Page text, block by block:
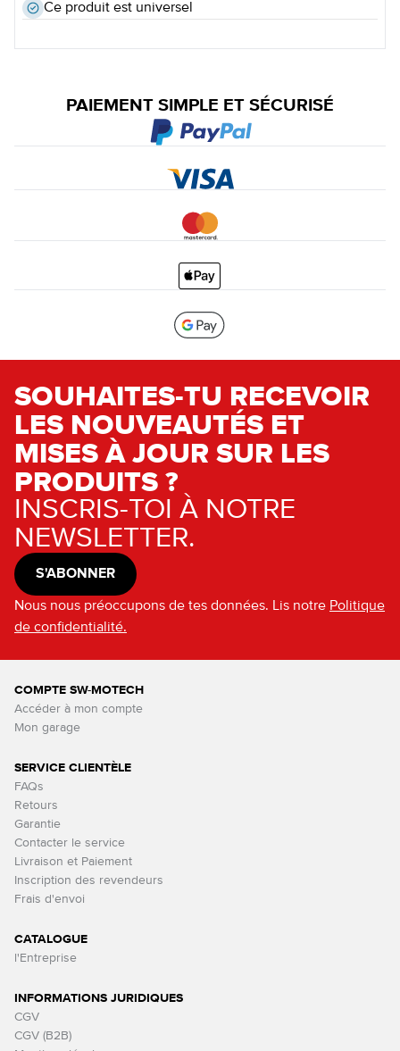
Ce produit est universel
PAIEMENT SIMPLE ET SÉCURISÉ
SOUHAITES-TU RECEVOIR
LES NOUVEAUTÉS ET
MISES À JOUR SUR LES
PRODUITS ?
INSCRIS-TOI À NOTRE
NEWSLETTER.
S'ABONNER
Nous nous préoccupons de tes données. Lis notre Politique
de confidentialité.
COMPTE SW-MOTECH
Accéder à mon compte
Mon garage
SERVICE CLIENTÈLE
FAQs
Retours
Garantie
Contacter le service
Livraison et Paiement
Inscription des revendeurs
Frais d'envoi
CATALOGUE
l'Entreprise
INFORMATIONS JURIDIQUES
CGV
CGV (B2B)